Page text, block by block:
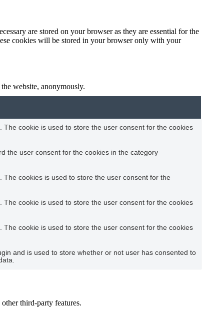
are stored on your browser as they are essential for the
cookies will be stored in your browser only with your
website, anonymously.
cookie is used to store the user consent for the cookies
the user consent for the cookies in the category
cookies is used to store the user consent for the
cookie is used to store the user consent for the cookies
cookie is used to store the user consent for the cookies
and is used to store whether or not user has consented to
third-party features.